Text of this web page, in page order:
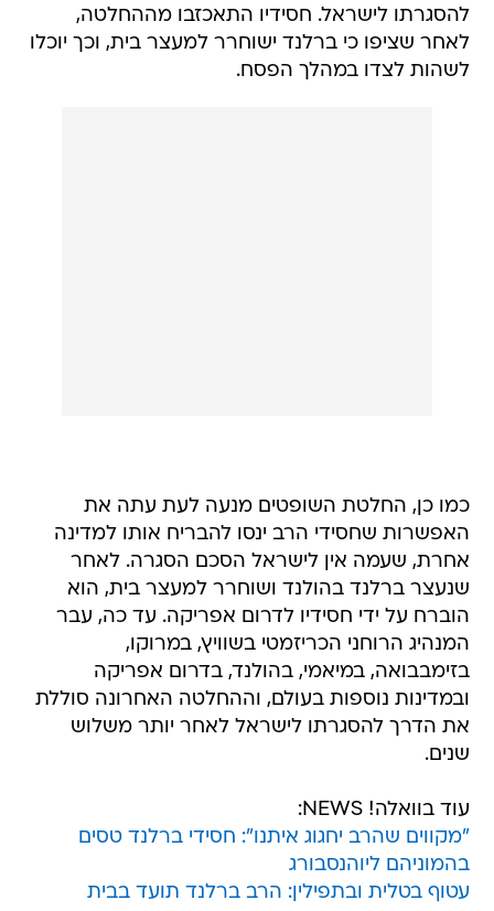
להסגרתו לישראל. חסידיו התאכזבו מההחלטה,
לאחר שציפו כי ברלנד ישוחרר למעצר בית, וכך יוכלו
לשהות לצדו במהלך הפסח.
כמו כן, החלטת השופטים מנעה לעת עתה את
האפשרות שחסידי הרב ינסו להבריח אותו למדינה
אחרת, שעמה אין לישראל הסכם הסגרה. לאחר
שנעצר ברלנד בהולנד ושוחרר למעצר בית, הוא
הוברח על ידי חסידיו לדרום אפריקה. עד כה, עבר
המנהיג הרוחני הכריזמטי בשוויץ, במרוקו,
בזימבבואה, במיאמי, בהולנד, בדרום אפריקה
ובמדינות נוספות בעולם, וההחלטה האחרונה סוללת
את הדרך להסגרתו לישראל לאחר יותר משלוש
שנים.
עוד בוואלה! NEWS:
"מקווים שהרב יחגוג איתנו": חסידי ברלנד טסים
בהמוניהם ליוהנסבורג
עטוף בטלית ובתפילין: הרב ברלנד תועד בבית